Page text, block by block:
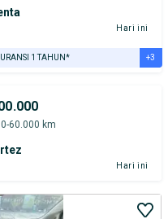
Hari ini
1 TAHUN* +3
60.000 km
Hari ini